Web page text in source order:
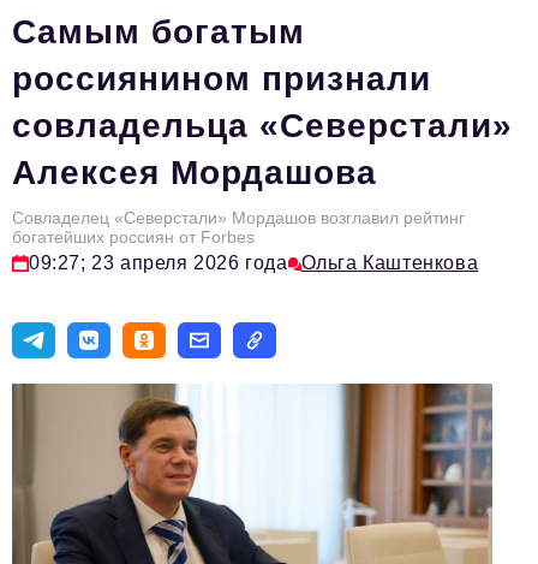
HR
Персона номера
Юридический практикум
Стиль жизни
Туризм
Импортозамещение
Эксперты
Авторские материалы
Телефон редакции:+7 495 727-01-67
Электронные почты редакции:
Самым богатым
россиянином признали
совладельца «Северстали»
Алексея Мордашова
Совладелец «Северстали» Мордашов возглавил рейтинг
богатейших россиян от Forbes
09:27; 23 апреля 2026 года Ольга Каштенкова